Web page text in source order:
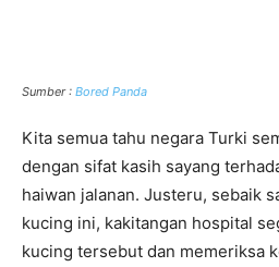
Sumber : Bored Panda
Kita semua tahu negara Turki
dengan sifat kasih sayang
haiwan jalanan. Justeru, sebaik
kucing ini, kakitangan hospital
kucing tersebut dan memeriksa